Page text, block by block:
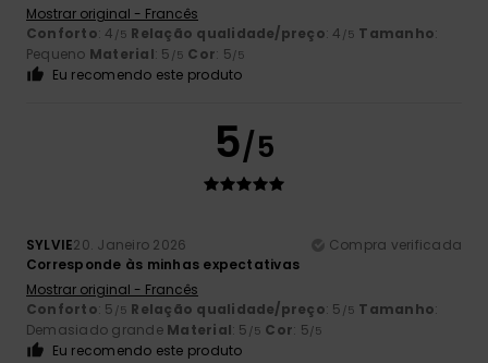
Mostrar original - Francês
Conforto: 4 /5 Relação qualidade/preço: 4 /5 Tamanho:
Pequeno Material: 5 /5 Cor: 5/5
Eu recomendo este produto
5/5
SYLVIE20. Janeiro 2026
Compra verificada
Corresponde às minhas expectativas
Mostrar original - Francês
Conforto: 5 /5 Relação qualidade/preço: 5 /5 Tamanho:
Demasiado grande Material: 5 /5 Cor: 5/5
Eu recomendo este produto